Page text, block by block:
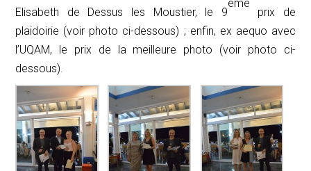
Elisabeth de Dessus les Moustier, le 9
ème
prix de
plaidoirie (voir photo ci-dessous) ; enfin, ex aequo avec
l’UQAM, le prix de la meilleure photo (voir photo ci-
dessous).